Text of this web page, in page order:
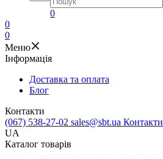
0
0
0
Меню
Iнформація
Доставка та оплата
Блог
Контакти
(067) 538-27-02 sales@sbt.ua Контакти
UA
Каталог товарів